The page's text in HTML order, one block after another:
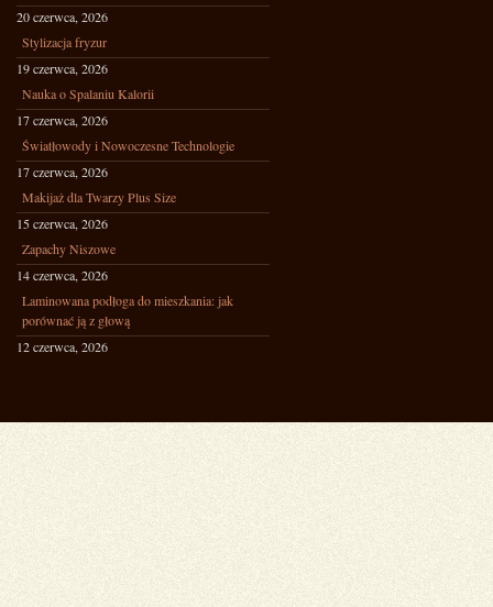
20 czerwca, 2026
Stylizacja fryzur
19 czerwca, 2026
Nauka o Spalaniu Kalorii
17 czerwca, 2026
Światłowody i Nowoczesne Technologie
17 czerwca, 2026
Makijaż dla Twarzy Plus Size
15 czerwca, 2026
Zapachy Niszowe
14 czerwca, 2026
Laminowana podłoga do mieszkania: jak
porównać ją z głową
12 czerwca, 2026